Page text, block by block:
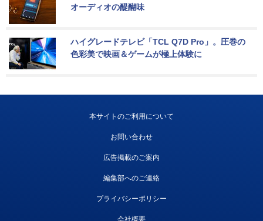
オーディオの醍醐味
ハイグレードテレビ「TCL Q7D Pro」。圧巻の
色彩美で映画＆ゲームが極上体験に
本サイトのご利用について
お問い合わせ
広告掲載のご案内
編集部へのご連絡
プライバシーポリシー
会社概要